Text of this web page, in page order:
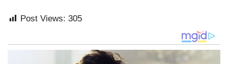
Post Views: 305